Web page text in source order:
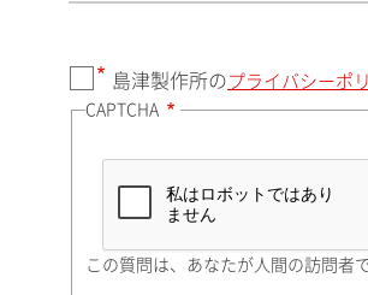
町名・番地（勤務先）
島津製作所の プライバシーポ
CAPTCHA
この質問は、あなたが人間の訪問者